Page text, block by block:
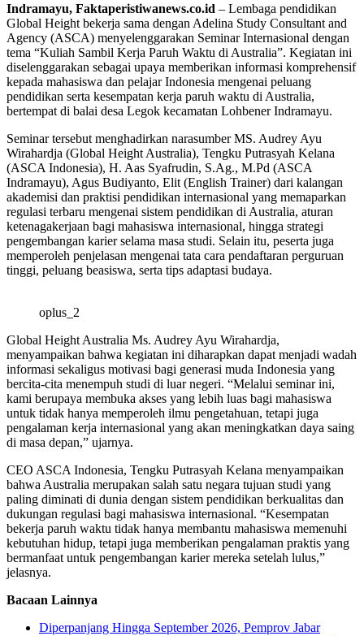
Indramayu, Faktaperistiwanews.co.id – Lembaga pendidikan
Global Height bekerja sama dengan Adelina Study Consultant and
Agency (ASCA) menyelenggarakan Seminar Internasional dengan
tema “Kuliah Sambil Kerja Paruh Waktu di Australia”. Kegiatan ini
diselenggarakan sebagai upaya memberikan informasi komprehensif
kepada mahasiswa dan pelajar Indonesia mengenai peluang
pendidikan serta kesempatan kerja paruh waktu di Australia,
bertempat di balai desa Legok kecamatan Lohbener Indramayu.
Seminar tersebut menghadirkan narasumber MS. Audrey Ayu
Wirahardja (Global Height Australia), Tengku Putrasyah Kelana
(ASCA Indonesia), H. Aas Syafrudin, S.Ag., M.Pd (ASCA
Indramayu), Agus Budiyanto, Elit (English Trainer) dari kalangan
akademisi dan praktisi pendidikan internasional yang memaparkan
regulasi terbaru mengenai sistem pendidikan di Australia, aturan
ketenagakerjaan bagi mahasiswa internasional, hingga strategi
pengembangan karier selama masa studi. Selain itu, peserta juga
memperoleh penjelasan mengenai tata cara pendaftaran perguruan
tinggi, peluang beasiswa, serta tips adaptasi budaya.
oplus_2
Global Height Australia Ms. Audrey Ayu Wirahardja,
menyampaikan bahwa kegiatan ini diharapkan dapat menjadi wadah
informasi sekaligus motivasi bagi generasi muda Indonesia yang
bercita-cita menempuh studi di luar negeri. “Melalui seminar ini,
kami berupaya membuka akses yang lebih luas bagi mahasiswa
untuk tidak hanya memperoleh ilmu pengetahuan, tetapi juga
pengalaman kerja internasional yang akan meningkatkan daya saing
di masa depan,” ujarnya.
CEO ASCA Indonesia, Tengku Putrasyah Kelana menyampaikan
bahwa Australia merupakan salah satu negara tujuan studi yang
paling diminati di dunia dengan sistem pendidikan berkualitas dan
dukungan regulasi bagi mahasiswa internasional. “Kesempatan
bekerja paruh waktu tidak hanya membantu mahasiswa memenuhi
kebutuhan hidup, tetapi juga memberikan pengalaman praktis yang
bermanfaat untuk pengembangan karier mereka setelah lulus,”
jelasnya.
Bacaan Lainnya
Diperpanjang Hingga September 2026, Pemprov Jabar